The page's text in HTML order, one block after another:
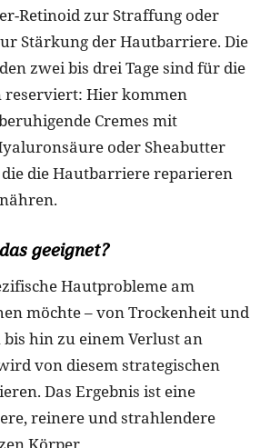
Retinoid zur Straffung oder
Stärkung der Hautbarriere. Die
zwei bis drei Tage sind für die
reserviert: Hier kommen
Cremes mit
oder Sheabutter
die Hautbarriere reparieren
geeignet?
Hautprobleme am
möchte – von Trockenheit und
hin zu einem Verlust an
von diesem strategischen
Das Ergebnis ist eine
reinere und strahlendere